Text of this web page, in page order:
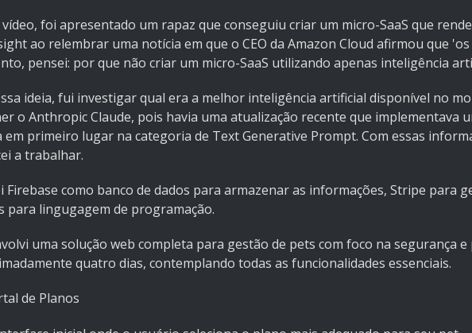
foi apresentado um rapaz que conseguiu criar um micro-SaaS que
ao relembrar uma notícia em que o CEO da Amazon Cloud afirmou que
pensei: por que não criar um micro-SaaS utilizando apenas inteligência
ideia, fui investigar qual era a melhor inteligência artificial disponível no
o Anthropic Claude, pois havia uma atualização recente que implementava
em primeiro lugar na categoria de Text Generative Prompt. Com essas
a trabalhar.
Firebase como banco de dados para armazenar as informações, Stripe para
para lingugagem de programação.
uma solução web completa para gestão de pets com foco na segurança
quatro dias, contemplando todas as funcionalidades essenciais.
de Planos